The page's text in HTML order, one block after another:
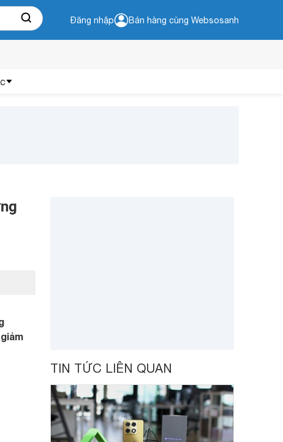
Đăng nhập Bán hàng cùng Websosanh
TIN TỨC LIÊN QUAN